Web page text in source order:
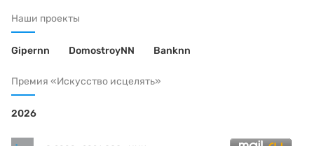
Наши проекты
Gipernn DomostroyNN Banknn
Премия «Искусство исцелять»
2026